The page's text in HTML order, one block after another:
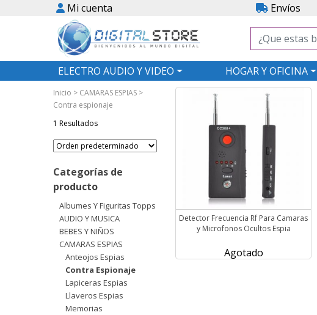
Mi cuenta Envíos
ELECTRO AUDIO Y VIDEO HOGAR Y OFICINA
Inicio > CAMARAS ESPIAS >
Contra espionaje
1 Resultados
Categorías de
producto
Albumes Y Figuritas Topps
AUDIO Y MUSICA
BEBES Y NIÑOS
CAMARAS ESPIAS
Anteojos Espias
Contra Espionaje
Lapiceras Espias
Llaveros Espias
Memorias
Detector Frecuencia Rf Para Camaras
y Microfonos Ocultos Espia
Agotado